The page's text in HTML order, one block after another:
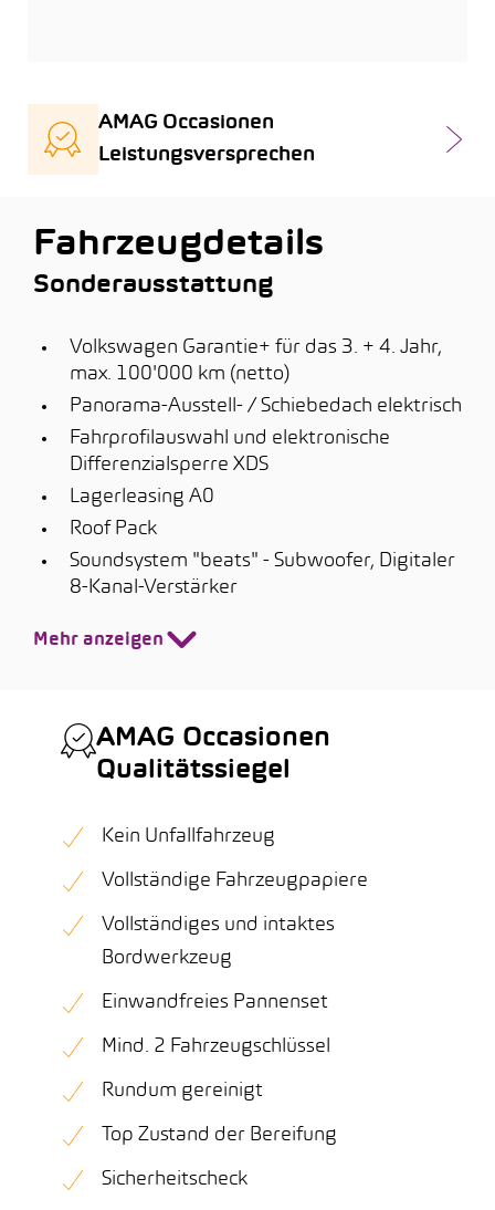
AMAG Occasionen
Leistungsversprechen
Fahrzeugdetails
Sonderausstattung
Volkswagen Garantie+ für das 3. + 4. Jahr,
max. 100'000 km (netto)
Panorama-Ausstell- / Schiebedach elektrisch
Fahrprofilauswahl und elektronische
Differenzialsperre XDS
Lagerleasing A0
Roof Pack
Soundsystem "beats" - Subwoofer, Digitaler
8-Kanal-Verstärker
Mehr anzeigen
AMAG Occasionen
Qualitätssiegel
Kein Unfallfahrzeug
Vollständige Fahrzeugpapiere
Vollständiges und intaktes
Bordwerkzeug
Einwandfreies Pannenset
Mind. 2 Fahrzeugschlüssel
Rundum gereinigt
Top Zustand der Bereifung
Sicherheitscheck